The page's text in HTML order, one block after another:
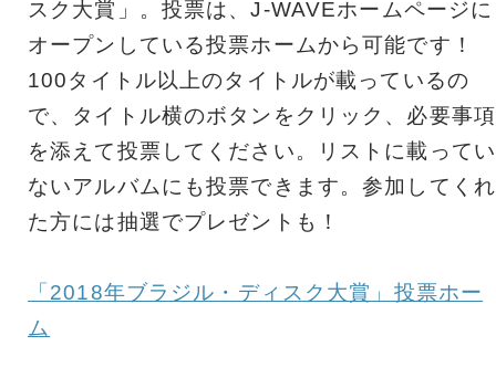
スク大賞」。投票は、J-WAVEホームページに
オープンしている投票ホームから可能です！
100タイトル以上のタイトルが載っているの
で、タイトル横のボタンをクリック、必要事項
を添えて投票してください。リストに載ってい
ないアルバムにも投票できます。参加してくれ
た方には抽選でプレゼントも！
「2018年ブラジル・ディスク大賞」投票ホー
ム